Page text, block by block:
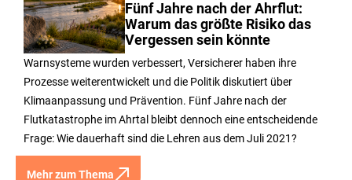
Fünf Jahre nach der Ahrflut:
Warum das größte Risiko das
Vergessen sein könnte
Warnsysteme wurden verbessert, Versicherer haben ihre
Prozesse weiterentwickelt und die Politik diskutiert über
Klimaanpassung und Prävention. Fünf Jahre nach der
Flutkatastrophe im Ahrtal bleibt dennoch eine entscheidende
Frage: Wie dauerhaft sind die Lehren aus dem Juli 2021?
Mehr zum Thema